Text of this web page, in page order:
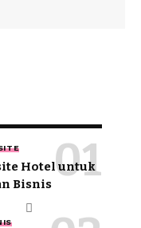
Hotel untuk
Bisnis